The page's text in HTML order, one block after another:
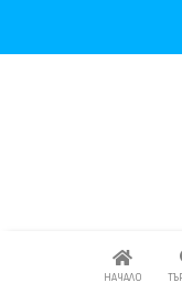
НАЧАЛО